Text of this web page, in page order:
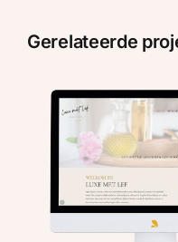
Gerelateerde
BVST: